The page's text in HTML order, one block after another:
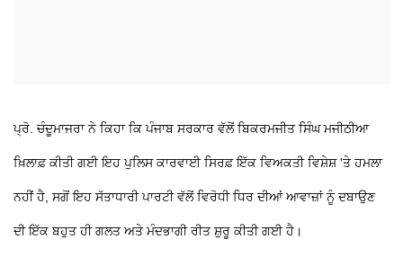
ਪ੍ਰੋ. ਚੰਦੂਮਾਜਰਾ ਨੇ ਕਿਹਾ ਕਿ ਪੰਜਾਬ ਸਰਕਾਰ ਵੱਲੋਂ ਬਿਕਰਮਜੀਤ ਸਿੰਘ ਮਜੀਠੀਆ
ਖ਼ਿਲਾਫ਼ ਕੀਤੀ ਗਈ ਇਹ ਪੁਲਿਸ ਕਾਰਵਾਈ ਸਿਰਫ਼ ਇੱਕ ਵਿਅਕਤੀ ਵਿਸ਼ੇਸ਼ 'ਤੇ ਹਮਲਾ
ਨਹੀਂ ਹੈ, ਸਗੋਂ ਇਹ ਸੱਤਾਧਾਰੀ ਪਾਰਟੀ ਵੱਲੋਂ ਵਿਰੋਧੀ ਧਿਰ ਦੀਆਂ ਆਵਾਜ਼ਾਂ ਨੂੰ ਦਬਾਉਣ
ਦੀ ਇੱਕ ਬਹੁਤ ਹੀ ਗਲਤ ਅਤੇ ਮੰਦਭਾਗੀ ਰੀਤ ਸ਼ੁਰੂ ਕੀਤੀ ਗਈ ਹੈ।